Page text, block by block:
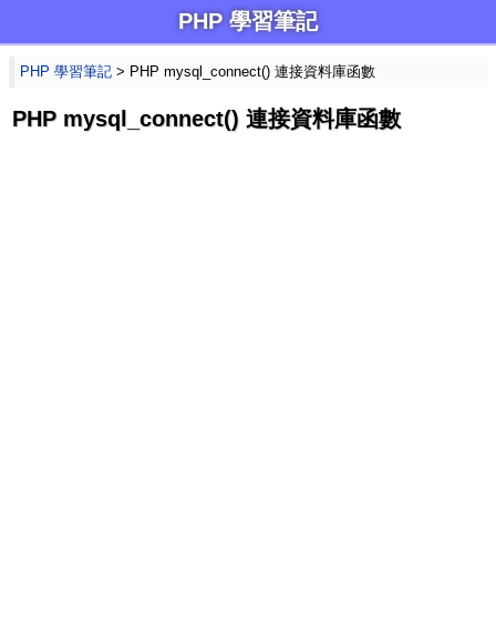
PHP 學習筆記
PHP 學習筆記 > PHP mysql_connect() 連接資料庫函數
PHP mysql_connect() 連接資料庫函數